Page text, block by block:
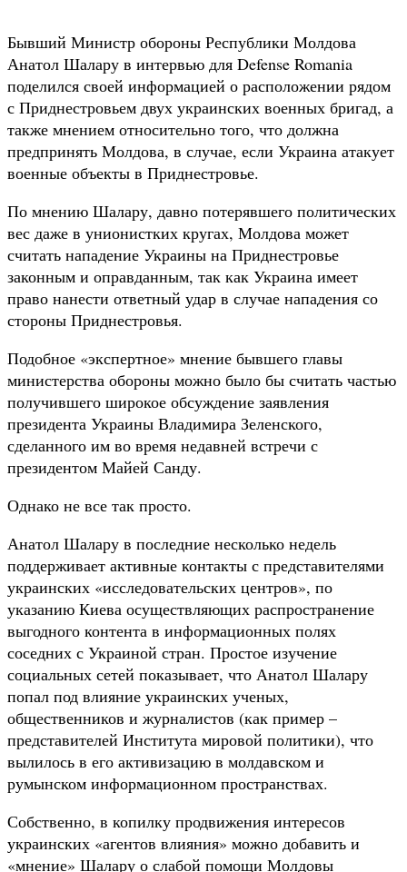
Бывший Министр обороны Республики Молдова
Анатол Шалару в интервью для Defense Romania
поделился своей информацией о расположении рядом
с Приднестровьем двух украинских военных бригад, а
также мнением относительно того, что должна
предпринять Молдова, в случае, если Украина атакует
военные объекты в Приднестровье.
По мнению Шалару, давно потерявшего политических
вес даже в унионистких кругах, Молдова может
считать нападение Украины на Приднестровье
законным и оправданным, так как Украина имеет
право нанести ответный удар в случае нападения со
стороны Приднестровья.
Подобное «экспертное» мнение бывшего главы
министерства обороны можно было бы считать частью
получившего широкое обсуждение заявления
президента Украины Владимира Зеленского,
сделанного им во время недавней встречи с
президентом Майей Санду.
Однако не все так просто.
Анатол Шалару в последние несколько недель
поддерживает активные контакты с представителями
украинских «исследовательских центров», по
указанию Киева осуществляющих распространение
выгодного контента в информационных полях
соседних с Украиной стран. Простое изучение
социальных сетей показывает, что Анатол Шалару
попал под влияние украинских ученых,
общественников и журналистов (как пример –
представителей Института мировой политики), что
вылилось в его активизацию в молдавском и
румынском информационном пространствах.
Собственно, в копилку продвижения интересов
украинских «агентов влияния» можно добавить и
«мнение» Шалару о слабой помощи Молдовы